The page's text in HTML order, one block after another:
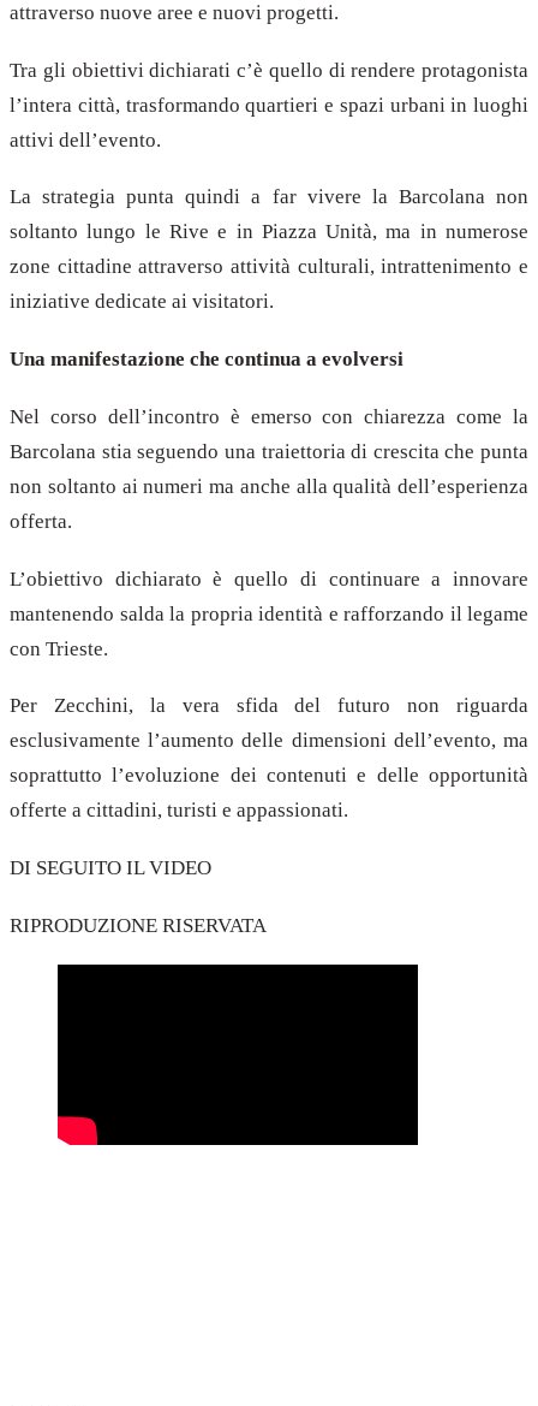
attraverso nuove aree e nuovi progetti.
Tra gli obiettivi dichiarati c’è quello di rendere protagonista
l’intera città, trasformando quartieri e spazi urbani in luoghi
attivi dell’evento.
La strategia punta quindi a far vivere la Barcolana non
soltanto lungo le Rive e in Piazza Unità, ma in numerose
zone cittadine attraverso attività culturali, intrattenimento e
iniziative dedicate ai visitatori.
Una manifestazione che continua a evolversi
Nel corso dell’incontro è emerso con chiarezza come la
Barcolana stia seguendo una traiettoria di crescita che punta
non soltanto ai numeri ma anche alla qualità dell’esperienza
offerta.
L’obiettivo dichiarato è quello di continuare a innovare
mantenendo salda la propria identità e rafforzando il legame
con Trieste.
Per Zecchini, la vera sfida del futuro non riguarda
esclusivamente l’aumento delle dimensioni dell’evento, ma
soprattutto l’evoluzione dei contenuti e delle opportunità
offerte a cittadini, turisti e appassionati.
DI SEGUITO IL VIDEO
RIPRODUZIONE RISERVATA